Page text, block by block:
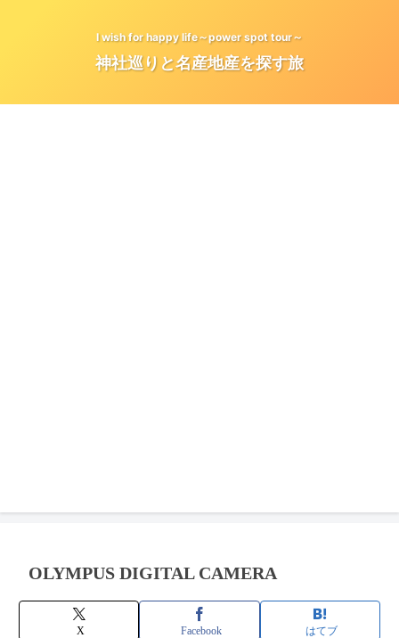
I wish for happy life～power spot tour～
神社巡りと名産地産を探す旅
OLYMPUS DIGITAL CAMERA
X Facebook はてブ